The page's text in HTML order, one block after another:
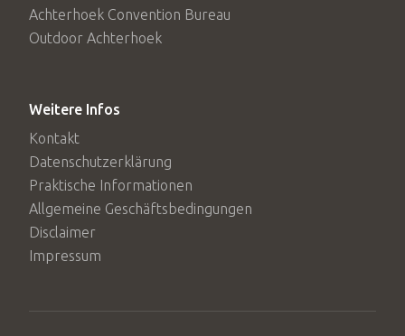
Achterhoek Convention Bureau
Outdoor Achterhoek
Weitere Infos
Kontakt
Datenschutzerklärung
Praktische Informationen
Allgemeine Geschäftsbedingungen
Disclaimer
Impressum